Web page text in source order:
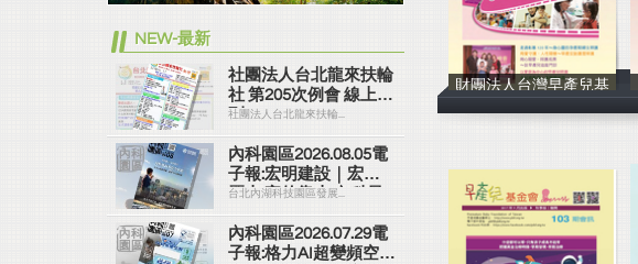
財團法人台灣早產兒基
財團法人台灣早
NEW-最新
社團法人台北龍來扶輪
社 第205次例會 線上社
刊
社團法人台北龍來扶輪...
內科園區2026.08.05電
子報:宏明建設｜宏明
麗山 家的靠山 內科最
高的安全承諾
台北內湖科技園區發展...
內科園區2026.07.29電
子報:格力AI超變頻空調